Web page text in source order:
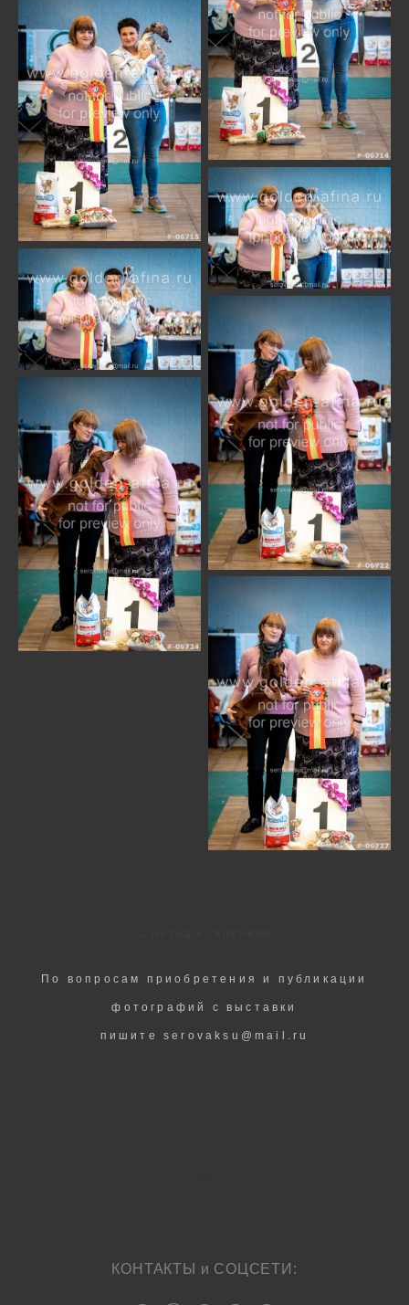
По вопросам приобретения и публикации
фотографий с выставки
пишите serovaksu@mail.ru
КОНТАКТЫ и СОЦСЕТИ: